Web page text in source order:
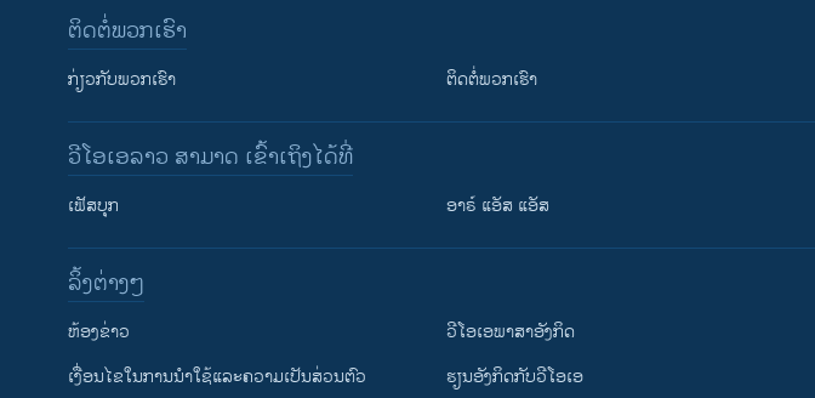
ຕິດຕາມພວກເຮົາ ທີ່
ຕິດຕໍ່ພວກເຮົາ
ກ່ຽວກັບພວກເຮົາ ຕິດຕໍ່ພວກເຮົາ
ວີໂອເອລາວ ສາມາດ ເຂົ້າເຖິງໄດ້ທີ່
ເຟັສບຸກ ອາຣ໌ ແອັສ ແອັສ
​ລິ້ງ​ຕ່າງໆ
​ຫ້ອງ​ຂ່າວ
​ເງື່ອນ​ໄຂ​ໃນ​ການ​ນຳ​ໃຊ້​ແລະຄວາມ​ເປັນ​ສ່​ວນ​ຕົວ
ວີ​ໂອ​ເອ​ພາ​ສາ​ອັງ​ກິດ
​ຮຽນ​ອັງ​ກິດ​ກັບ​ວີ​ໂອ​ເອ